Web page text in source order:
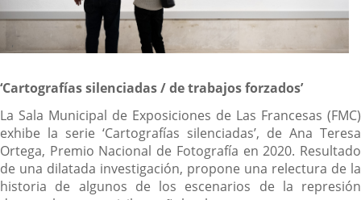
‘Cartografías silenciadas / de trabajos forzados’
La Sala Municipal de Exposiciones de Las Francesas (FMC)
exhibe la serie ‘Cartografías silenciadas’, de Ana Teresa
Ortega, Premio Nacional de Fotografía en 2020. Resultado
de una dilatada investigación, propone una relectura de la
historia de algunos de los escenarios de la represión